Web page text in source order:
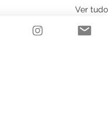
Ver tudo